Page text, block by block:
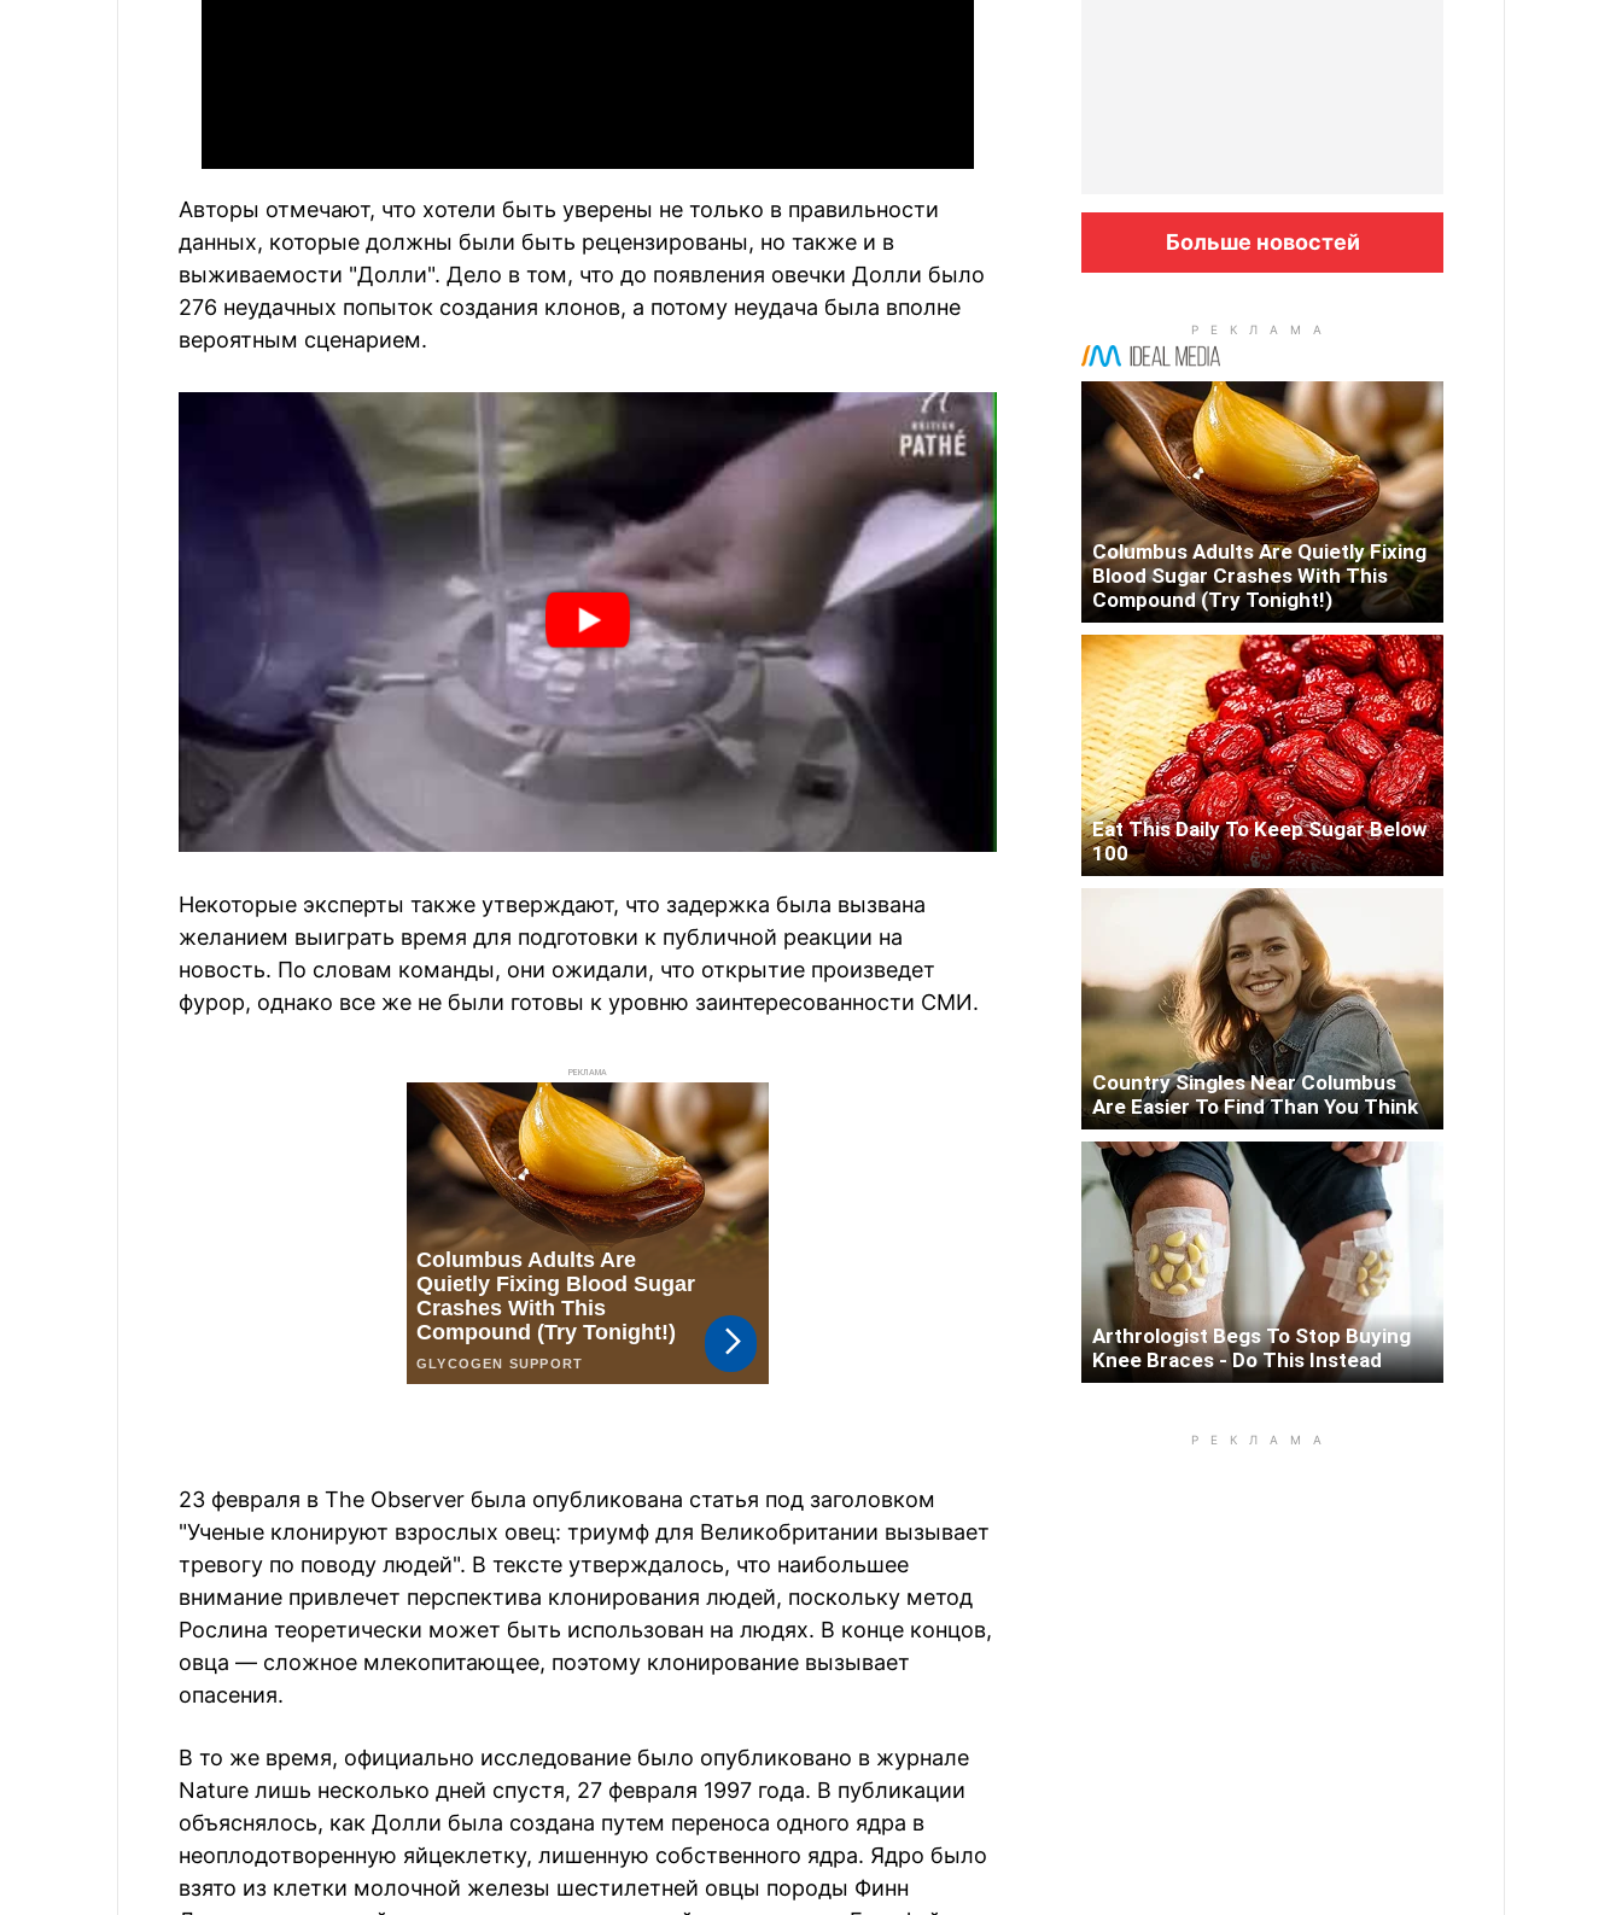
Авторы отмечают, что хотели быть уверены не только в правильности
данных, которые должны были быть рецензированы, но также и в
выживаемости "Долли". Дело в том, что до появления овечки Долли было
276 неудачных попыток создания клонов, а потому неудача была вполне
вероятным сценарием.
Некоторые эксперты также утверждают, что задержка была вызвана
желанием выиграть время для подготовки к публичной реакции на
новость. По словам команды, они ожидали, что открытие произведет
фурор, однако все же не были готовы к уровню заинтересованности СМИ.
РЕКЛАМА
23 февраля в The Observer была опубликована статья под заголовком
"Ученые клонируют взрослых овец: триумф для Великобритании вызывает
тревогу по поводу людей". В тексте утверждалось, что наибольшее
внимание привлечет перспектива клонирования людей, поскольку метод
Рослина теоретически может быть использован на людях. В конце концов,
овца — сложное млекопитающее, поэтому клонирование вызывает
опасения.
В то же время, официально исследование было опубликовано в журнале
Nature лишь несколько дней спустя, 27 февраля 1997 года. В публикации
объяснялось, как Долли была создана путем переноса одного ядра в
неоплодотворенную яйцеклетку, лишенную собственного ядра. Ядро было
взято из клетки молочной железы шестилетней овцы породы Финн
Больше новостей